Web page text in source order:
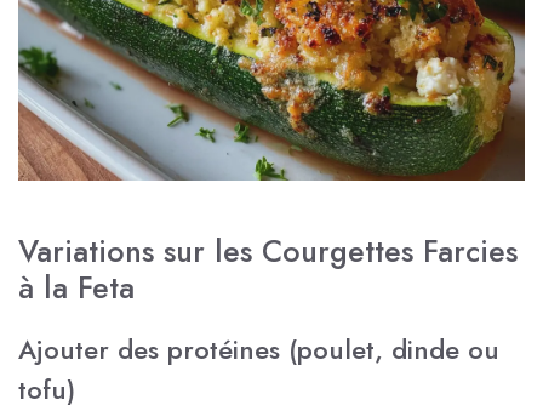
Variations sur les Courgettes Farcies
à la Feta
Ajouter des protéines (poulet, dinde ou
tofu)